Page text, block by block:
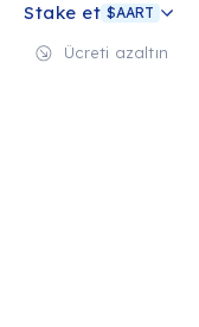
Stake et $AART
Ücreti azaltın